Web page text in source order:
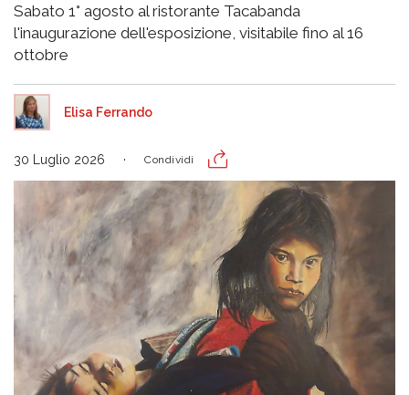
Sabato 1° agosto al ristorante Tacabanda
l'inaugurazione dell'esposizione, visitabile fino al 16
ottobre
Elisa Ferrando
30 Luglio 2026 Condividi